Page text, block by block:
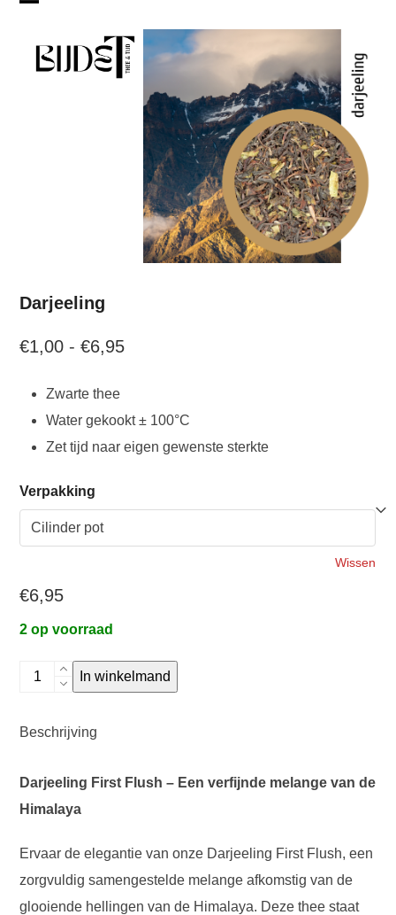
contentmobile
mobile
Darjeeling
€1,00 - €6,95Prijsklasse:
tot
€6,95
Zwarte thee
Water gekookt ± 100°C
Zet tijd naar eigen gewenste sterkte
Verpakking
Wissen
€6,95
2 op voorraad
DarjeelingIn winkelmand
Beschrijving
Darjeeling First Flush – Een verfijnde melange van de
Himalaya
Ervaar de elegantie van onze Darjeeling First Flush, een
zorgvuldig samengestelde melange afkomstig van de
glooiende hellingen van de Himalaya. Deze thee staat